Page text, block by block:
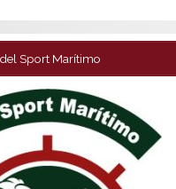
Sport Marítimo